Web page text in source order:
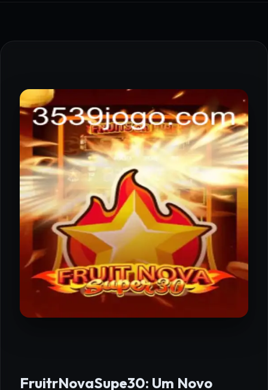
FruitrNovaSupe30: Um Novo